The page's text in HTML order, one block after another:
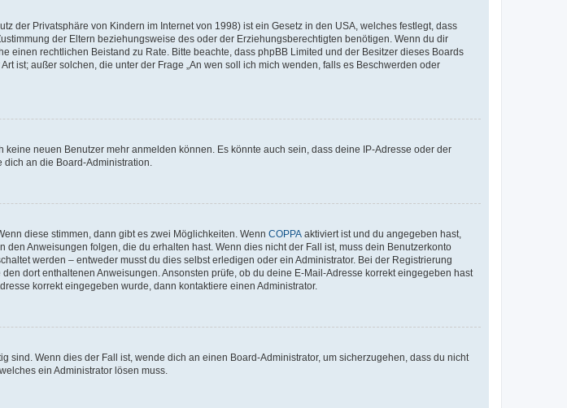
der Privatsphäre von Kindern im Internet von 1998) ist ein Gesetz in den USA, welches festlegt, dass
der Eltern beziehungsweise des oder der Erziehungsberechtigten benötigen. Wenn du dir
einen rechtlichen Beistand zu Rate. Bitte beachte, dass phpBB Limited und der Besitzer dieses Boards
ist; außer solchen, die unter der Frage „An wen soll ich mich wenden, falls es Beschwerden oder
neuen Benutzer mehr anmelden können. Es könnte auch sein, dass deine IP-Adresse oder der
dich an die Board-Administration.
diese stimmen, dann gibt es zwei Möglichkeiten. Wenn COPPA aktiviert ist und du angegeben hast,
Anweisungen folgen, die du erhalten hast. Wenn dies nicht der Fall ist, muss dein Benutzerkonto
werden – entweder musst du dies selbst erledigen oder ein Administrator. Bei der Registrierung
dort enthaltenen Anweisungen. Ansonsten prüfe, ob du deine E-Mail-Adresse korrekt eingegeben hast
korrekt eingegeben wurde, dann kontaktiere einen Administrator.
Wenn dies der Fall ist, wende dich an einen Board-Administrator, um sicherzugehen, dass du nicht
ein Administrator lösen muss.